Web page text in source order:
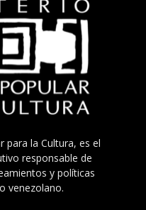
para la Cultura, es el
responsable de
y políticas
venezolano.